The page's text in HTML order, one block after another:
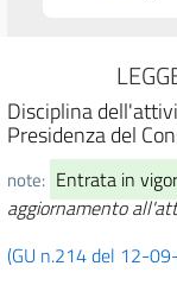
Disciplina
Presidenza del
note: Entrata in
aggiornamento
(GU n.214 del 12-